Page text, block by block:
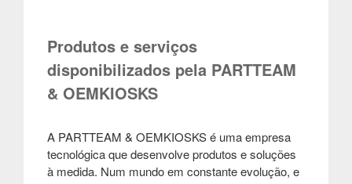
Produtos e serviços
disponibilizados pela PARTTEAM
& OEMKIOSKS
A PARTTEAM & OEMKIOSKS é uma empresa
tecnológica que desenvolve produtos e soluções
à medida. Num mundo em constante evolução, e